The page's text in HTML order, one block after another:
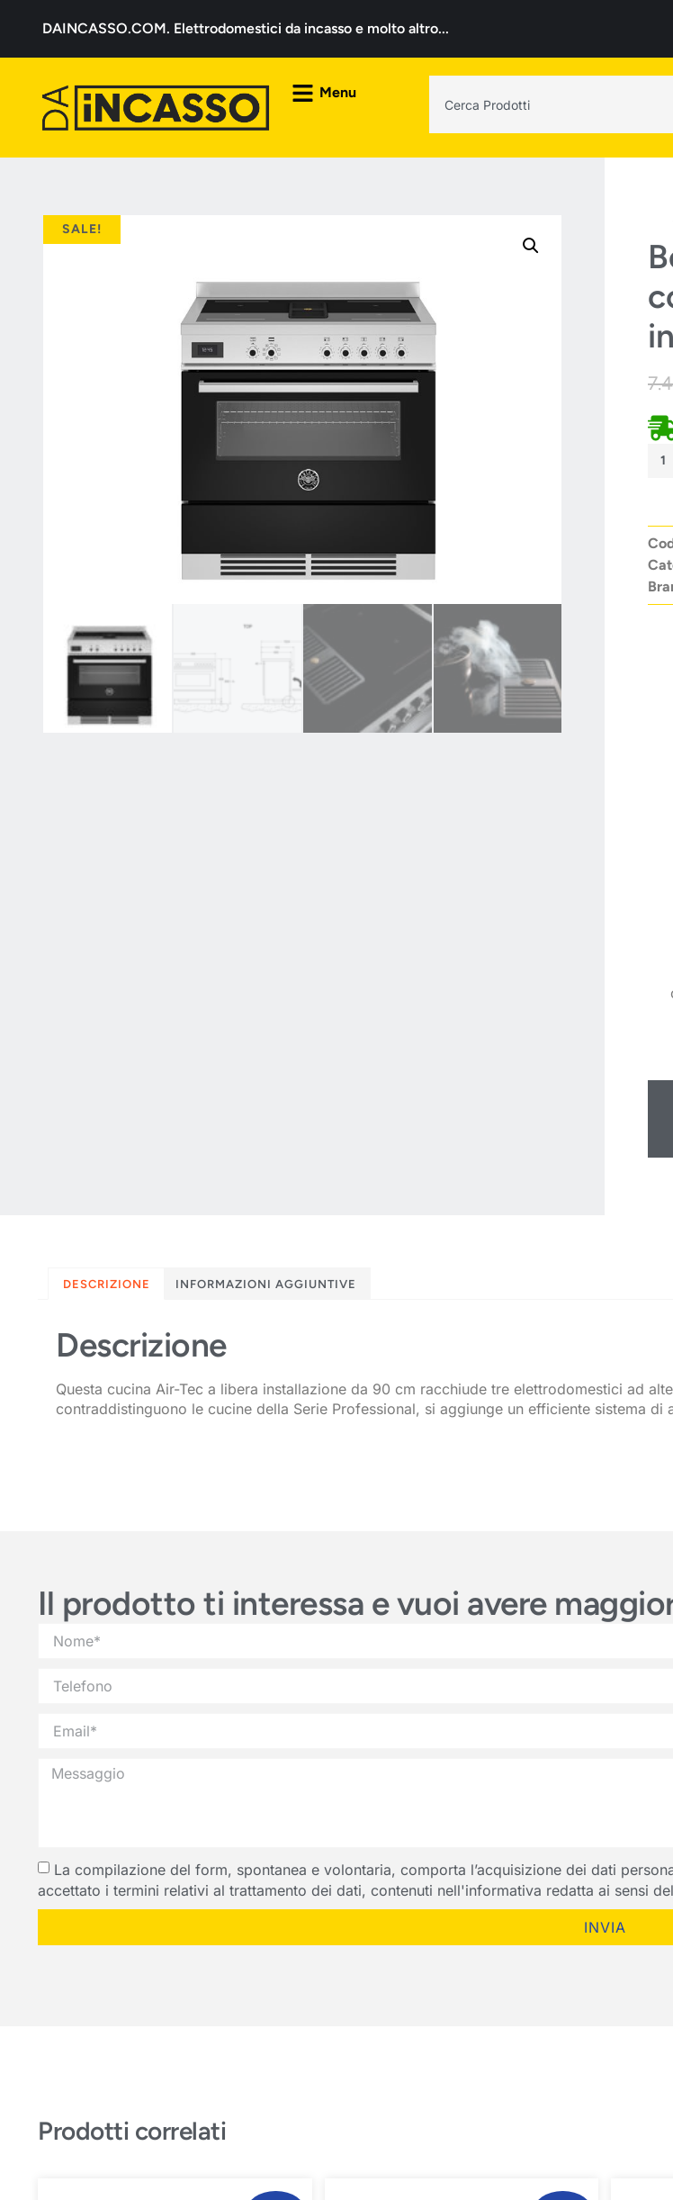
DAINCASSO.COM. Elettrodomestici da incasso e molto altro...
Menu
SALE!
DESCRIZIONE INFORMAZIONI AGGIUNTIVE
Descrizione
Questa cucina Air-Tec a libera installazione da 90 cm racchiude tre elettrodomestici ad
contraddistinguono le cucine della Serie Professional, si aggiunge un efficiente sistema di
Il prodotto ti interessa e vuoi avere
La compilazione del form, spontanea e volontaria, comporta l’acquisizione dei dati
accettato i termini relativi al trattamento dei dati, contenuti nell'informativa redatta ai sensi
INVIA
Prodotti correlati